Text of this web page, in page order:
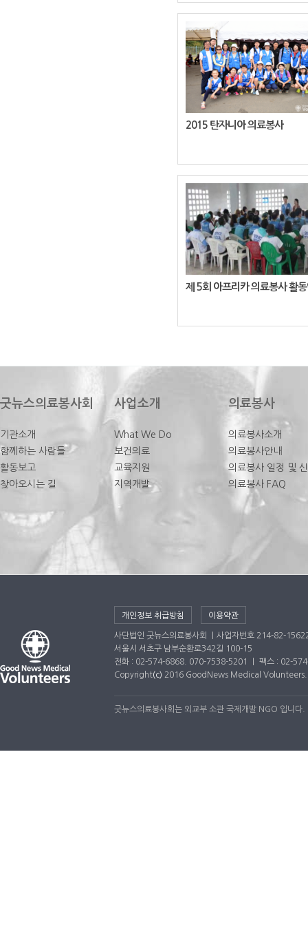
2015 탄자니아 의료봉사
제 5회 아프리카 의료봉사 활
굿뉴스의료봉사회
기관소개
함께하는 사람들
활동보고
찾아오시는 길
사업소개
What We Do
보건의료
교육지원
지역개발
의료봉사
의료봉사소개
의료봉사안내
의료봉사 일정 및
의료봉사 FAQ
개인정보 취급방침 이용약관
사단법인 굿뉴스의료봉사회 ｜사업자번호 214-82-
서울시 서초구 남부순환로342길 100-15
전화 : 02-574-6868. 070-7538-5201 ｜ 팩스 : 02-
Copyright(c) 2016 GoodNews Medical
굿뉴스의료봉사회는 외교부 소관 국제개발 NGO 입니다.